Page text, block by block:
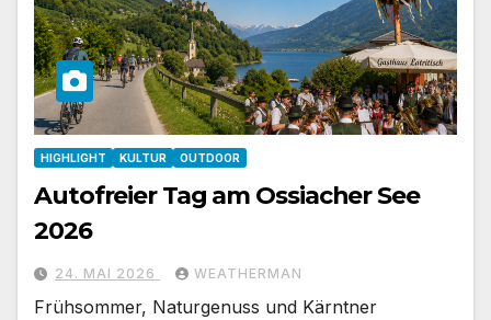
HIGHLIGHT KULTUR OUTDOOR
Autofreier Tag am Ossiacher See
2026
24. MAI 2026 WEATHERMAN
Frühsommer, Naturgenuss und Kärntner